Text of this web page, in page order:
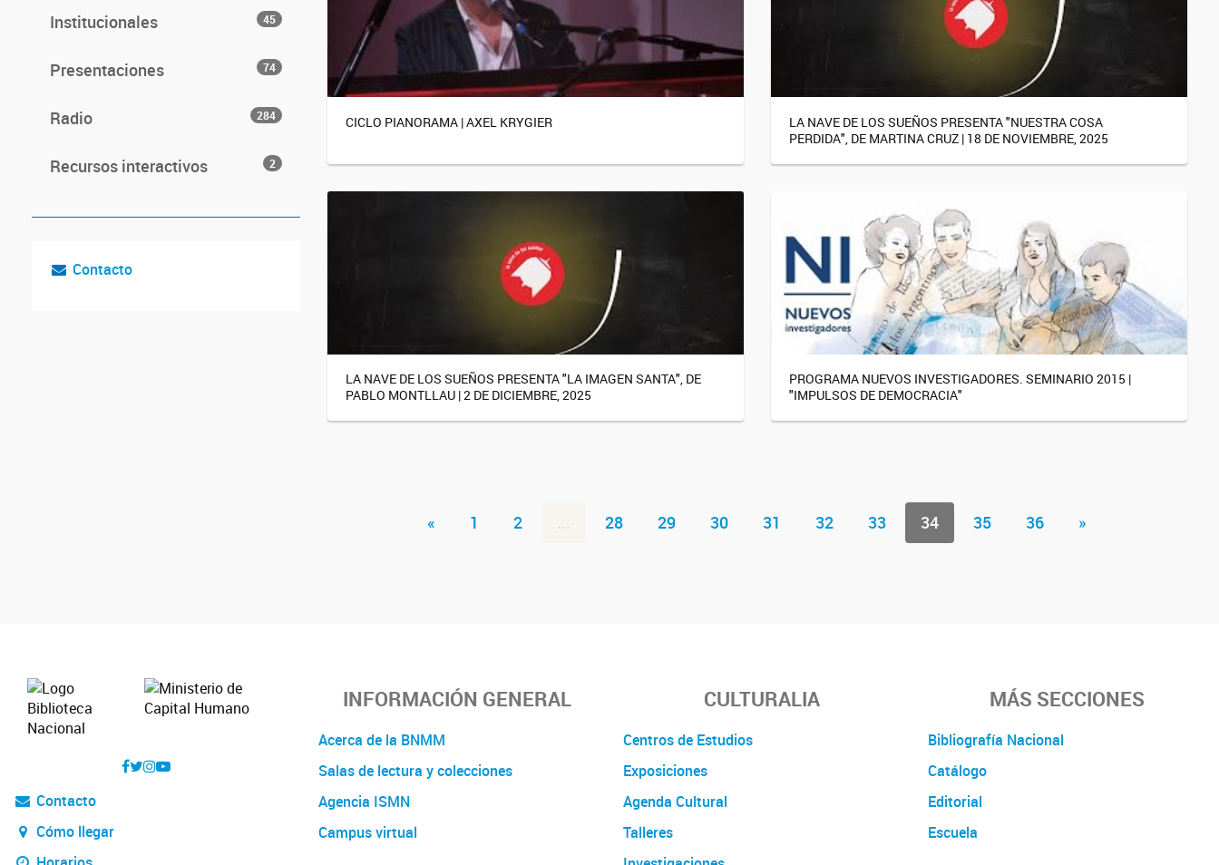
Institucionales 45
Presentaciones 74
Radio 284
Recursos interactivos 2
Contacto
CICLO PIANORAMA | AXEL KRYGIER
LA NAVE DE LOS SUEÑOS PRESENTA "NUESTRA COSA
PERDIDA", DE MARTINA CRUZ | 18 DE NOVIEMBRE, 2025
LA NAVE DE LOS SUEÑOS PRESENTA "LA IMAGEN SANTA", DE
PABLO MONTLLAU | 2 DE DICIEMBRE, 2025
PROGRAMA NUEVOS INVESTIGADORES. SEMINARIO 2015 |
"IMPULSOS DE DEMOCRACIA"
« 1 2 ... 28 29 30 31 32 33 34 35 36 »
Contacto
Cómo llegar
INFORMACIÓN GENERAL
Acerca de la BNMM
Salas de lectura y colecciones
Agencia ISMN
Campus virtual
CULTURALIA
Centros de Estudios
Exposiciones
Agenda Cultural
Talleres
MÁS SECCIONES
Bibliografía Nacional
Catálogo
Editorial
Escuela